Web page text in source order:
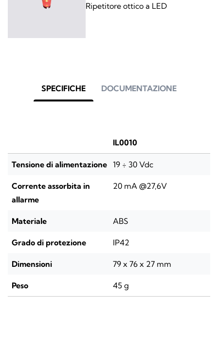
Ripetitore ottico a LED
SPECIFICHE DOCUMENTAZIONE
IL0010
Tensione di alimentazione 19 ÷ 30 Vdc
Corrente assorbita in
allarme
20 mA @27,6V
Materiale ABS
Grado di protezione IP42
Dimensioni 79 x 76 x 27 mm
Peso 45 g